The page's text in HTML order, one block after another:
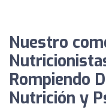
Nuestro
Rompiendo
Nutrición y